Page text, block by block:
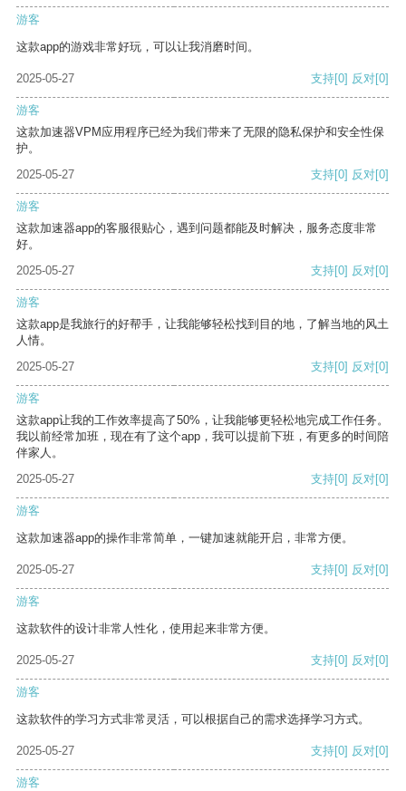
游客
这款app的游戏非常好玩，可以让我消磨时间。
2025-05-27 支持[0] 反对[0]
游客
这款加速器VPM应用程序已经为我们带来了无限的隐私保护和安全性保
护。
2025-05-27
支持[0] 反对[0]
游客
这款加速器app的客服很贴心，遇到问题都能及时解决，服务态度非常
好。
2025-05-27
支持[0] 反对[0]
游客
这款app是我旅行的好帮手，让我能够轻松找到目的地，了解当地的风土
人情。
2025-05-27
支持[0] 反对[0]
游客
这款app让我的工作效率提高了50%，让我能够更轻松地完成工作任务。
我以前经常加班，现在有了这个app，我可以提前下班，有更多的时间陪
伴家人。
2025-05-27
支持[0] 反对[0]
游客
这款加速器app的操作非常简单，一键加速就能开启，非常方便。
2025-05-27 支持[0] 反对[0]
游客
这款软件的设计非常人性化，使用起来非常方便。
2025-05-27 支持[0] 反对[0]
游客
这款软件的学习方式非常灵活，可以根据自己的需求选择学习方式。
2025-05-27 支持[0] 反对[0]
游客